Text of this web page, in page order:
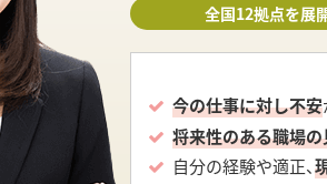
全国12拠点を展
今の仕事に対し不安
将来性のある職場
自分の経験や適正、